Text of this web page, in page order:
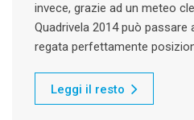
invece, grazie ad un meteo
Quadrivela 2014 può passare
regata perfettamente
Leggi il resto